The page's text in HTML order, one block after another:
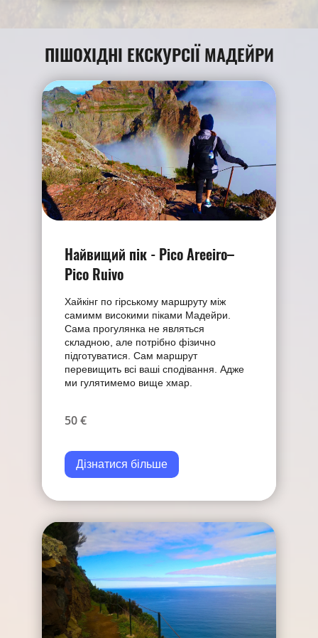
ПІШОХIДНІ ЕКСКУРСІЇ МАДЕЙРИ
Найвищий пік - Pico Areeiro–
Pico Ruivo
Хайкінг по гірському маршруту між
самимм високими піками Мадейри.
Сама прогулянка не являться
складною, але потрібно фізично
підготуватися. Сам маршрут
перевищить всі ваші сподівання. Адже
ми гулятимемо вище хмар.
50 €
Дізнатися більше